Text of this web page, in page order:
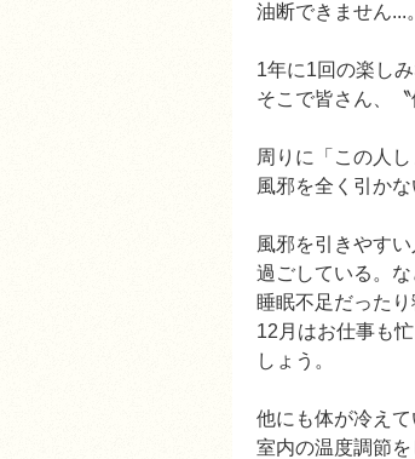
油断できません...。
1年に1回の楽し
そこで皆さん、
周りに「この人
風邪を全く引か
風邪を引きやす
過ごしている。な
睡眠不足だった
12月はお仕事も
しょう。
他にも体が冷えて
室内の温度調節